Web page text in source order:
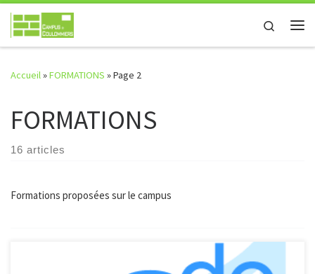
Passer au contenu
Search
Accueil»FORMATIONS »Page 2
FORMATIONS
16 articles
Formations proposées sur le campus